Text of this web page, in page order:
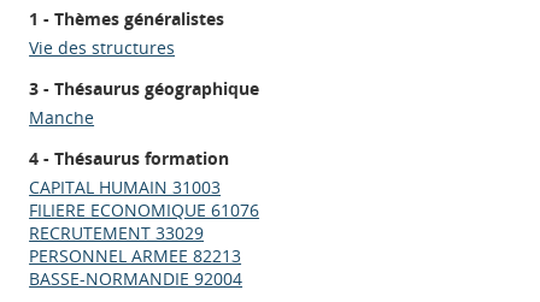
1 - Thèmes généralistes
Vie des structures
3 - Thésaurus géographique
Manche
4 - Thésaurus formation
CAPITAL HUMAIN 31003
FILIERE ECONOMIQUE 61076
RECRUTEMENT 33029
PERSONNEL ARMEE 82213
BASSE-NORMANDIE 92004
Appels à projets